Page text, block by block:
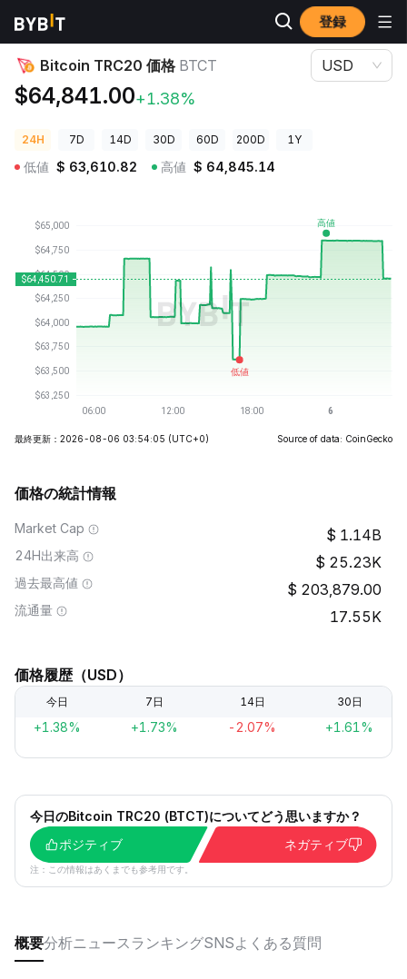
登録
暗号資産価格
Bitcoin TRC20 価格 BTCT
$64,841.00+1.38%
USD
24H 7D 14D 30D 60D 200D 1Y
低値 $ 63,610.82 高値 $ 64,845.14
最終更新：2026-08-06 03:54:05 (UTC+0) Source of data: CoinGecko
価格の統計情報
Market Cap 1.14B
24H出来高 25.23K
過去最高値 203,879.00
流通量 17.55K
価格履歴（USD）
今日 7日 14日 30日
+1.38% +1.73% -2.07% +1.61%
今日のBitcoin TRC20 (BTCT)についてどう思いますか？
ポジティブ
ネガティブ
注：この情報はあくまでも参考用です。
概要分析ニュース ランキングSNSよくある質問